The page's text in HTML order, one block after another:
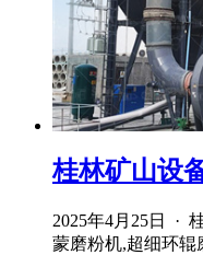
桂林矿山设
2025年4月25日 ·
蒙磨粉机,超细环辊